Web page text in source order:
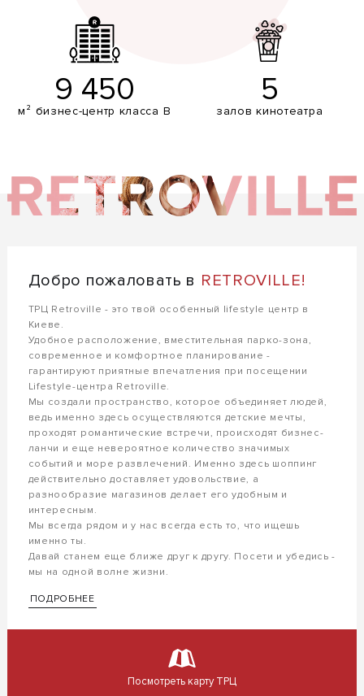
9 450
м² бизнес-центр класса В
5
залов кинотеатра
Добро пожаловать в RETROVILLE!
ТРЦ Retroville - это твой особенный lifestyle центр в
Киеве.
Удобное расположение, вместительная парко-зона,
современное и комфортное планирование -
гарантируют приятные впечатления при посещении
Lifestуle-центра Retroville.
Мы создали пространство, которое объединяет людей,
ведь именно здесь осуществляются детские мечты,
проходят романтические встречи, происходят бизнес-
ланчи и еще невероятное количество значимых
событий и море развлечений. Именно здесь шоппинг
действительно доставляет удовольствие, а
разнообразие магазинов делает его удобным и
интересным.
Мы всегда рядом и у нас всегда есть то, что ищешь
именно ты.
Давай станем еще ближе друг к другу. Посети и убедись -
мы на одной волне жизни.
ПОДРОБНЕЕ
Посмотреть карту ТРЦ